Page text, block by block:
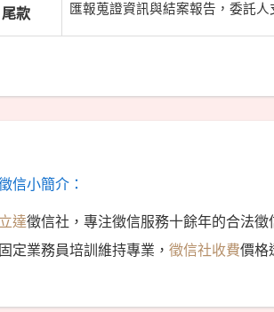
尾款 匯報蒐證資訊與結案報告，委託人
信小簡介：
達徵信社，專注徵信服務十餘年的合法
定業務員培訓維持專業， 徵信社收費價格